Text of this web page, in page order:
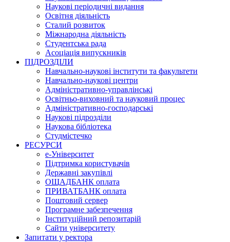
Наукові періодичні видання
Освітня діяльність
Сталий розвиток
Міжнародна діяльність
Студентська рада
Асоціація випускників
ПІДРОЗДІЛИ
Навчально-наукові інститути та факультети
Навчально-наукові центри
Адміністративно-управлінські
Освітньо-виховний та науковий процес
Адміністративно-господарські
Наукові підрозділи
Наукова бібліотека
Студмістечко
РЕСУРСИ
е-Університет
Підтримка користувачів
Державні закупівлі
ОЩАДБАНК оплата
ПРИВАТБАНК оплата
Поштовий сервер
Програмне забезпечення
Інституційний репозитарій
Сайти університету
Запитати у ректора